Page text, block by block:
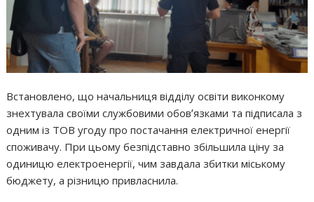
Встановлено, що начальниця відділу освіти виконкому
знехтувала своїми службовими обовʼязками та підписала з
одним із ТОВ угоду про постачання електричної енергії
споживачу. При цьому безпідставно збільшила ціну за
одиницю електроенергії, чим завдала збитки міському
бюджету, а різницю привласнила.